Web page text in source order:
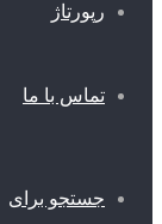
رپورتاژ
تماس با ما
جستجو برای